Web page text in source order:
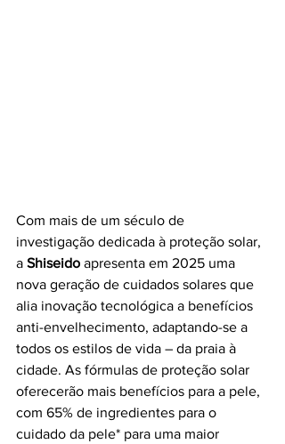
Com mais de um século de
investigação dedicada à proteção solar,
a Shiseido apresenta em 2025 uma
nova geração de cuidados solares que
alia inovação tecnológica a benefícios
anti-envelhecimento, adaptando-se a
todos os estilos de vida – da praia à
cidade. As fórmulas de proteção solar
oferecerão mais benefícios para a pele,
com 65% de ingredientes para o
cuidado da pele* para uma maior